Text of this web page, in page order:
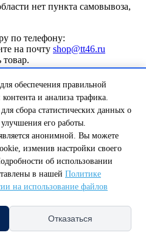
нет пункта самовывоза,
по телефону:
на почту shop@tt46.ru
обл.
Липецкая обл.
обл. Смоленская обл.
обл. Астраханская обл.
обл.
обеспечения правильной
и анализа трафика.
сбора статистических данных о
его работы.
анонимной. Вы можете
изменив настройки своего
об использовании
в нашей Политике
на использование файлов
Отказаться